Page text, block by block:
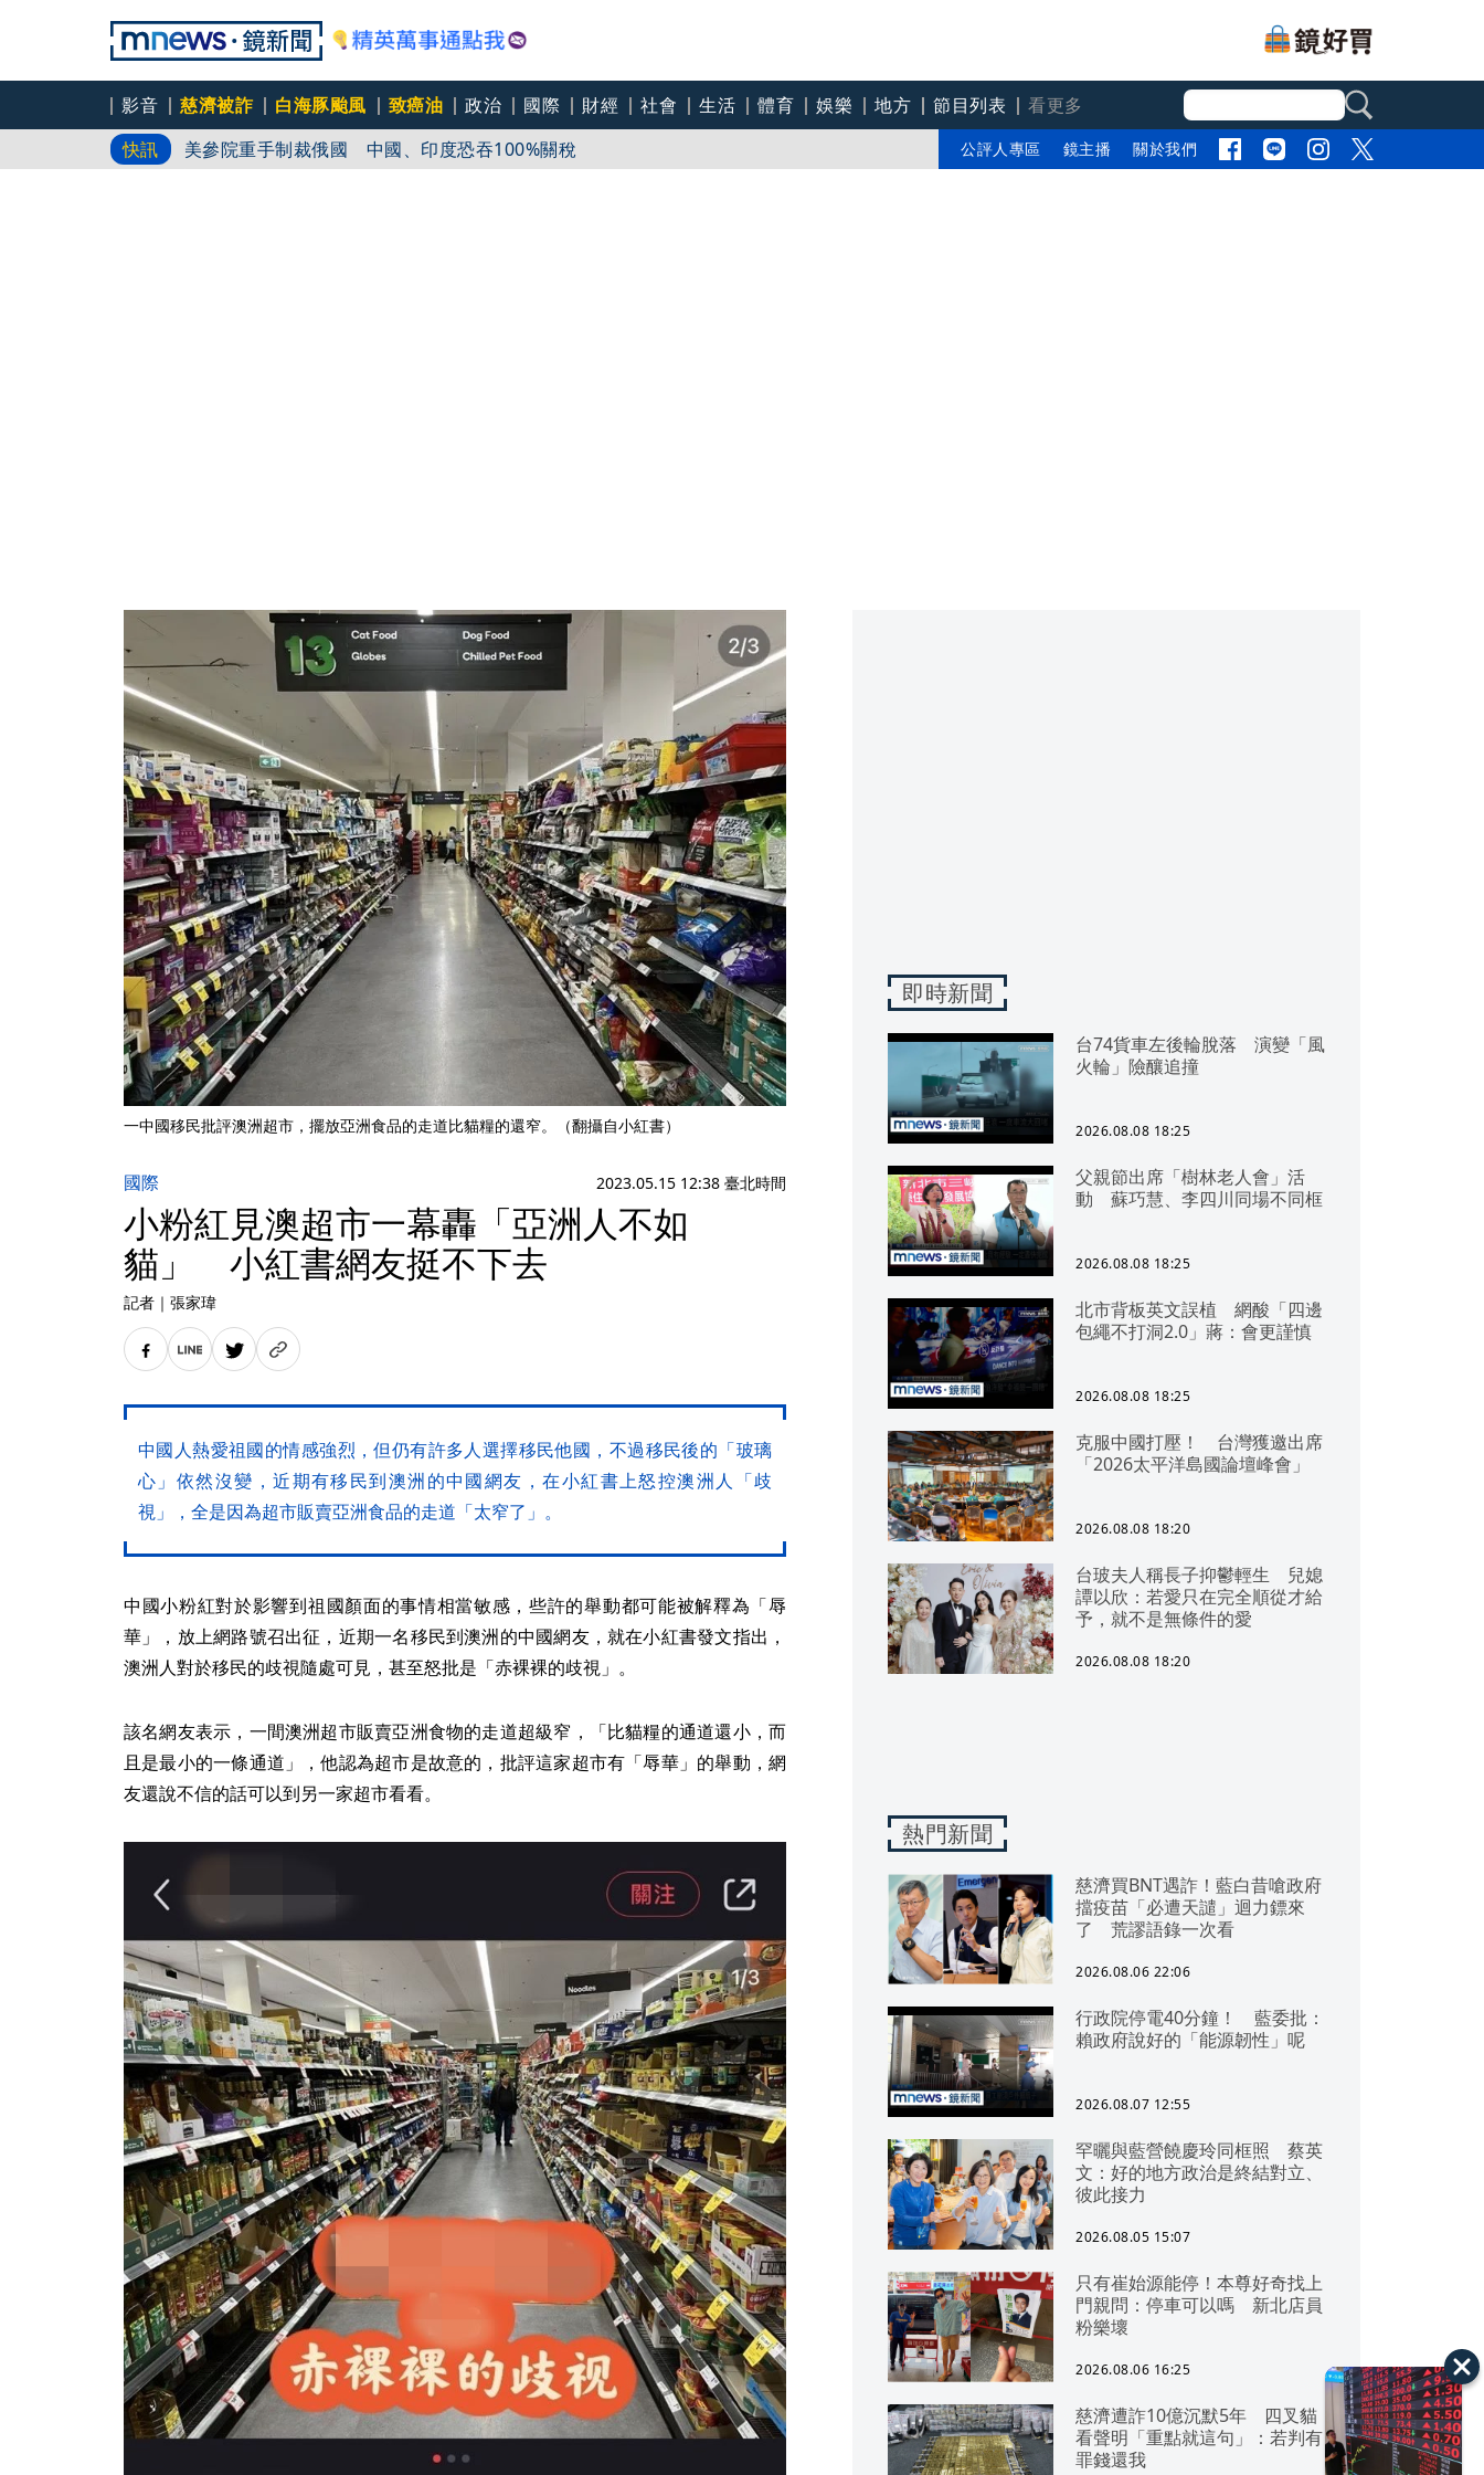
影音 慈濟被詐 白海豚颱風 致癌油 政治 國際 財經 社會 生活 體育 娛樂 地方 節目列表
看更多
快訊
美參院重手制裁俄國 中國、印度恐吞100%關稅
著原住民服跳舞出事！河智媛代言花蓮豐年節引輿論 經紀公司回應
公評人專區 鏡主播 關於我們
一中國移民批評澳洲超市，擺放亞洲食品的走道比貓糧的還窄。（翻攝自小紅書）
國際 2023.05.15 12:38 臺北時間
小粉紅見澳超市一幕轟「亞洲人不如
貓」 小紅書網友挺不下去
記者 ｜ 張家瑋
中國人熱愛祖國的情感強烈，但仍有許多人選擇移民他國，不過移民後的「玻璃
心」依然沒變，近期有移民到澳洲的中國網友，在小紅書上怒控澳洲人「歧
視」，全是因為超市販賣亞洲食品的走道「太窄了」。
中國小粉紅對於影響到祖國顏面的事情相當敏感，些許的舉動都可能被解釋為「辱
華」，放上網路號召出征，近期一名移民到澳洲的中國網友，就在小紅書發文指出，
澳洲人對於移民的歧視隨處可見，甚至怒批是「赤裸裸的歧視」。
該名網友表示，一間澳洲超市販賣亞洲食物的走道超級窄，「比貓糧的通道還小，而
且是最小的一條通道」，他認為超市是故意的，批評這家超市有「辱華」的舉動，網
友還說不信的話可以到另一家超市看看。
即時新聞
台74貨車左後輪脫落 演變「風
火輪」險釀追撞
2026.08.08 18:25
父親節出席「樹林老人會」活
動 蘇巧慧、李四川同場不同框
2026.08.08 18:25
北市背板英文誤植 網酸「四邊
包繩不打洞2.0」蔣：會更謹慎
2026.08.08 18:25
克服中國打壓！ 台灣獲邀出席
「2026太平洋島國論壇峰會」
2026.08.08 18:20
台玻夫人稱長子抑鬱輕生 兒媳
譚以欣：若愛只在完全順從才給
予，就不是無條件的愛
2026.08.08 18:20
熱門新聞
慈濟買BNT遇詐！藍白昔嗆政府
擋疫苗「必遭天譴」迴力鏢來
了 荒謬語錄一次看
2026.08.06 22:06
行政院停電40分鐘！ 藍委批：
賴政府說好的「能源韌性」呢
2026.08.07 12:55
罕曬與藍營饒慶玲同框照 蔡英
文：好的地方政治是終結對立、
彼此接力
2026.08.05 15:07
只有崔始源能停！本尊好奇找上
門親問：停車可以嗎 新北店員
粉樂壞
2026.08.06 16:25
慈濟遭詐10億沉默5年 四叉貓
看聲明「重點就這句」：若判有
罪錢還我